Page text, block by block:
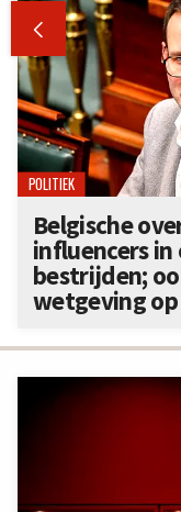

POLITIEK
Belgische
influencers
bestrijden;
wetgeving